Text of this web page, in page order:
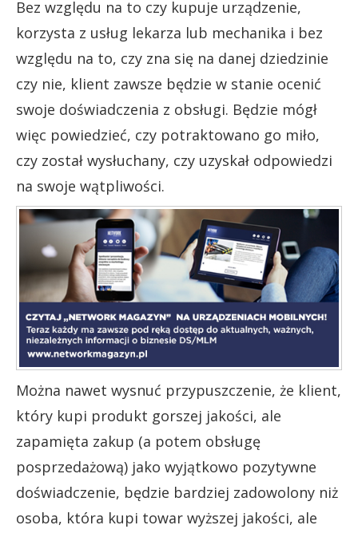
Bez względu na to czy kupuje urządzenie,
korzysta z usług lekarza lub mechanika i bez
względu na to, czy zna się na danej dziedzinie
czy nie, klient zawsze będzie w stanie ocenić
swoje doświadczenia z obsługi. Będzie mógł
więc powiedzieć, czy potraktowano go miło,
czy został wysłuchany, czy uzyskał odpowiedzi
na swoje wątpliwości.
Można nawet wysnuć przypuszczenie, że klient,
który kupi produkt gorszej jakości, ale
zapamięta zakup (a potem obsługę
posprzedażową) jako wyjątkowo pozytywne
doświadczenie, będzie bardziej zadowolony niż
osoba, która kupi towar wyższej jakości, ale